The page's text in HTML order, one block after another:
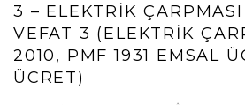
3 – ELEKTRİK
VEFAT 3 (ELEKTRIK
2010, PMF 1931 EMSAL
ÜCRET)